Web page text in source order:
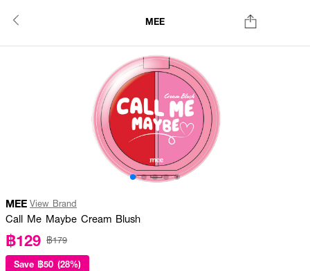
MEE
MEE View Brand
Call Me Maybe Cream Blush
฿129 ฿179
Save ฿50 (28%)